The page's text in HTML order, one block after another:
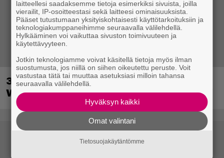
30-vuotias Quake sai uuden episodin
Wolfenstein-kehittäjiltä
laitteellesi saadaksemme tietoja esimerkiksi sivuista, joilla
vierailit, IP-osoitteestasi sekä laitteesi ominaisuuksista.
Pääset tutustumaan yksityiskohtaisesti käyttötarkoituksiin ja
teknologiakumppaneihimme seuraavalla välilehdellä.
Hylkääminen voi vaikuttaa sivuston toimivuuteen ja
käytettävyyteen.
Jotkin teknologiamme voivat käsitellä tietoja myös ilman
suostumusta, jos niillä on siihen oikeutettu peruste. Voit
vastustaa tätä tai muuttaa asetuksiasi milloin tahansa
seuraavalla välilehdellä.
Hyväksyn kaikki
Omat valintani
Tietosuojakäytäntömme